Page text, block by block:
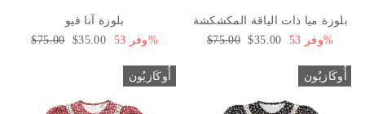
بلوزة آنا فيو
السعر
$75.00 سعر
$35.00 وفر 53%
بلوزة ميا ذات الياقة المكشكشة
السعر
$75.00 سعر
$35.00 وفر 53%
أُوكَازيُون أُوكَازيُون